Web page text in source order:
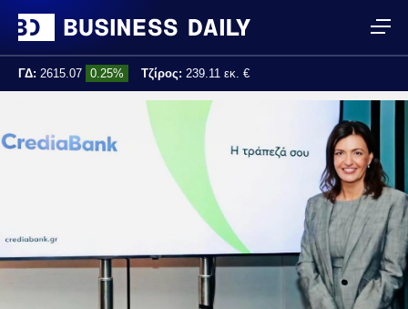
ΓΔ: 2615.07 0.25% Τζίρος: 239.11 εκ. €
17:25:01